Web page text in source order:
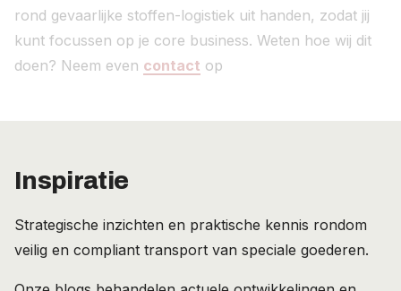
rond gevaarlijke stoffen-logistiek uit handen, zodat jij
kunt focussen op je core business. Weten hoe wij dit
doen? Neem even contact op
Inspiratie
Strategische inzichten en praktische kennis rondom
veilig en compliant transport van speciale goederen.